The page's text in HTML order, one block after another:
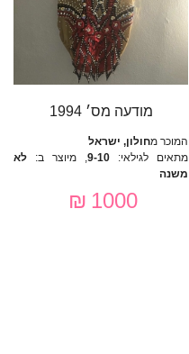
מודעה מס׳ 1994
המוכר מחולון, ישראל
מתאים לגילאי: 9-10, מיוצר ב: לא
משנה
1000 ₪